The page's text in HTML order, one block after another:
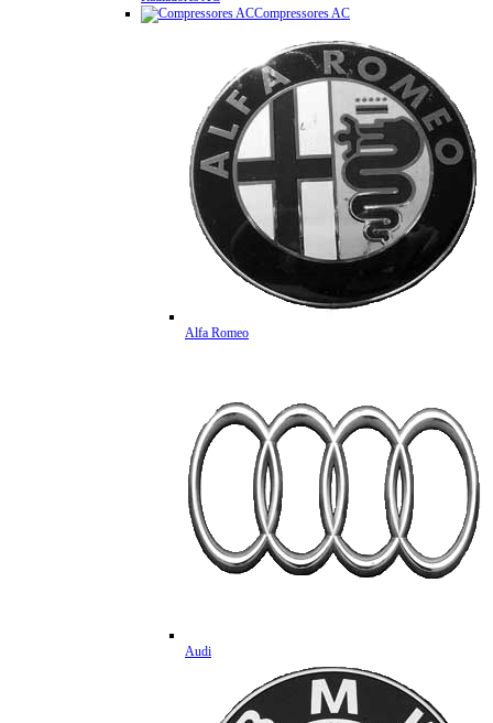
Compressores AC
Alfa Romeo
Audi